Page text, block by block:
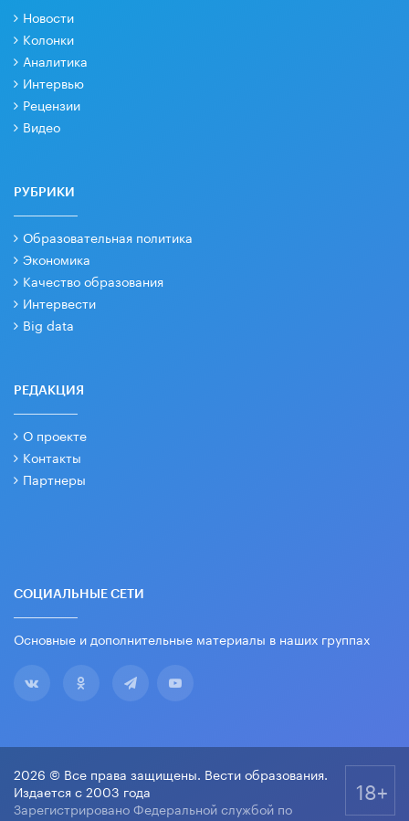
Новости
Колонки
Аналитика
Интервью
Рецензии
Видео
РУБРИКИ
Образовательная политика
Экономика
Качество образования
Интервести
Big data
РЕДАКЦИЯ
О проекте
Контакты
Партнеры
СОЦИАЛЬНЫЕ СЕТИ
Основные и дополнительные материалы в наших группах
2026 © Все права защищены. Вести образования.
Издается с 2003 года
Зарегистрировано Федеральной службой по
18+